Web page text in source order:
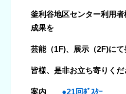
釜利谷地区センター利用
成果を
芸能（1F)、展示（2F)にて
皆様、是非お立ち寄りくだ
案内 ●21回ﾎﾟｽﾀｰ